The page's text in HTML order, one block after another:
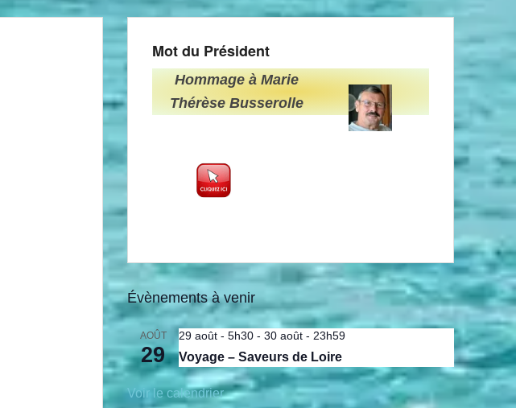
Mot du Président
Hommage à Marie
Thérèse Busserolle
Évènements à venir
AOÛT
29
29 août - 5h30 - 30 août - 23h59
Voyage – Saveurs de Loire
Voir le calendrier